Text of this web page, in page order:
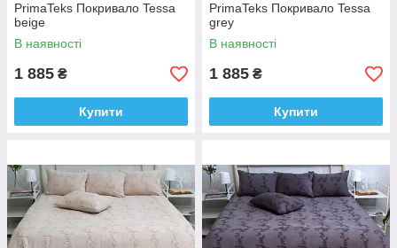
PrimaTeks Покривало Tessa
beige
В наявності
1 885 ₴
Купити
PrimaTeks Покривало Tessa
grey
В наявності
1 885 ₴
Купити